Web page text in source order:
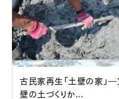
古民家再生「土壁の家」
壁の土づくりか...